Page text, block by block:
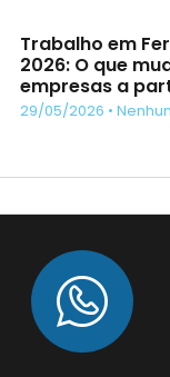
Trabalho em
2026: O que
empresas a
29/05/2026